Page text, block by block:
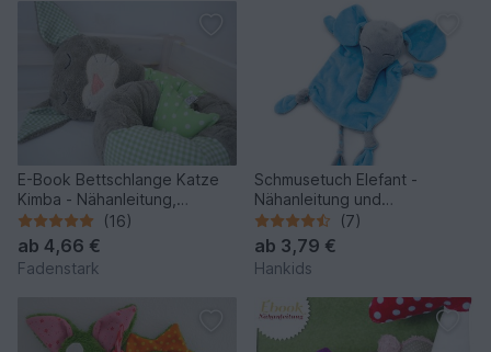
E-Book Bettschlange Katze
Kimba - Nähanleitung,
Schnittmuster mit
Maßangaben
(16)
ab 4,66 €
Fadenstark
Schmusetuch Elefant -
Nähanleitung und
Schnittmuster
(7)
ab 3,79 €
Hankids